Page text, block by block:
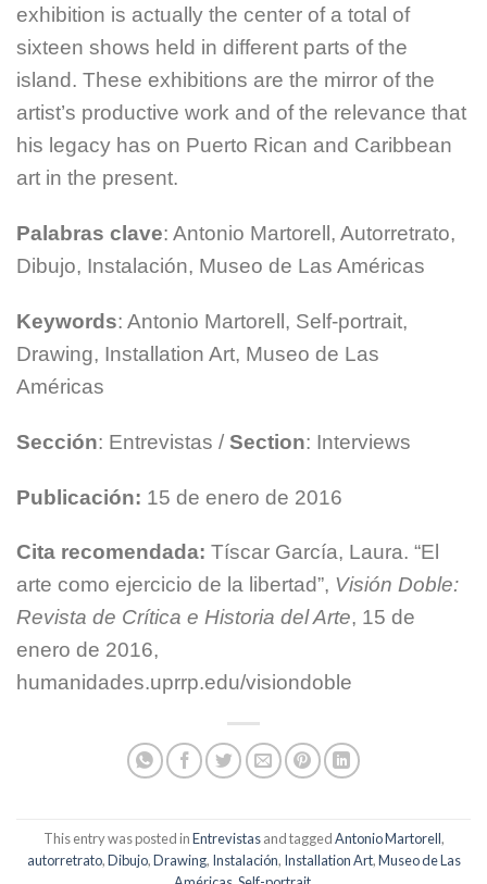
exhibition is actually the center of a total of
sixteen shows held in different parts of the
island. These exhibitions are the mirror of the
artist’s productive work and of the relevance that
his legacy has on Puerto Rican and Caribbean
art in the present.
Palabras clave: Antonio Martorell, Autorretrato,
Dibujo, Instalación, Museo de Las Américas
Keywords: Antonio Martorell, Self-portrait,
Drawing, Installation Art, Museo de Las
Américas
Sección: Entrevistas / Section: Interviews
Publicación: 15 de enero de 2016
Cita recomendada: Tíscar García, Laura. “El
arte como ejercicio de la libertad”, Visión Doble:
Revista de Crítica e Historia del Arte, 15 de
enero de 2016,
humanidades.uprrp.edu/visiondoble
This entry was posted inEntrevistasand taggedAntonio Martorell,
autorretrato,Dibujo,Drawing, Instalación, Installation Art,Museo de Las